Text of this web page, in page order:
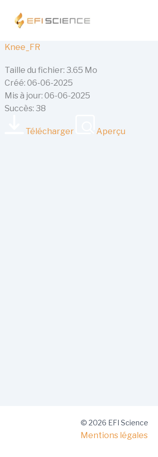
contenu
Knee_FR
Taille du fichier: 3.65 Mo
Créé: 06-06-2025
Mis à jour: 06-06-2025
Succès: 38
Télécharger Aperçu
© 2026 EFI Science
Mentions légales